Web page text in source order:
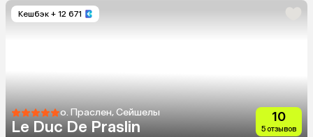
Кешбэк + 12 671
о. Праслен, Сейшелы
Le Duc De Praslin
10
5 отзывов